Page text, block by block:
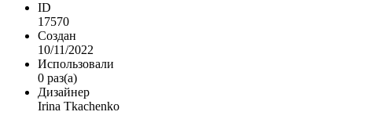
ID
17570
Создан
10/11/2022
Использовали
0 раз(а)
Дизайнер
Irina Tkachenko